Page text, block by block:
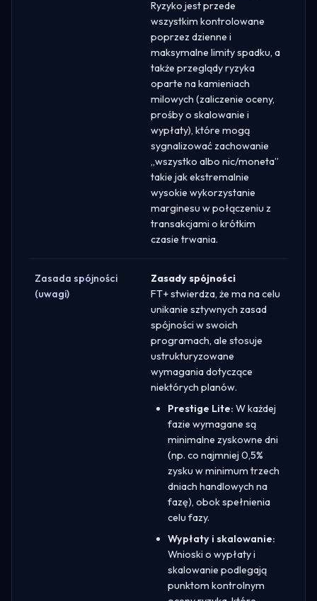
Ryzyko jest przede
wszystkim kontrolowane
poprzez dzienne i
maksymalne limity spadku, a
także przeglądy ryzyka
oparte na kamieniach
milowych (zaliczenie oceny,
prośby o skalowanie i
wypłaty), które mogą
sygnalizować zachowanie
„wszystko albo nic/moneta”
takie jak ekstremalnie
wysokie wykorzystanie
marginesu w połączeniu z
transakcjami o krótkim
czasie trwania.
Zasada spójności
(uwagi)
Zasady spójności
FT+ stwierdza, że ma na celu
unikanie sztywnych zasad
spójności w swoich
programach, ale stosuje
ustrukturyzowane
wymagania dotyczące
niektórych planów.
Prestige Lite: W każdej
fazie wymagane są
minimalne zyskowne dni
(np. co najmniej 0,5%
zysku w minimum trzech
dniach handlowych na
fazę), obok spełnienia
celu fazy.
Wypłaty i skalowanie:
Wnioski o wypłaty i
skalowanie podlegają
punktom kontrolnym